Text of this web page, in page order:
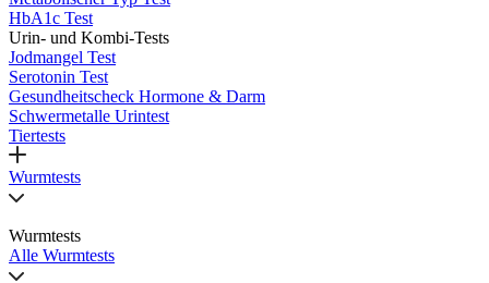
HbA1c Test
Urin- und Kombi-Tests
Jodmangel Test
Serotonin Test
Gesundheitscheck Hormone & Darm
Schwermetalle Urintest
Tiertests
Wurmtests
Wurmtests
Alle Wurmtests